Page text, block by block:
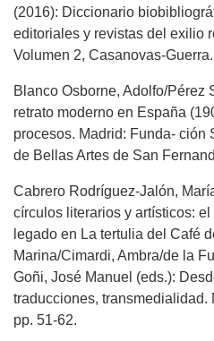
(2016): Diccionario
editoriales y revistas del exilio
Volumen 2, Casanovas-
Blanco Osborne, Adolfo/Pérez
retrato moderno en España
procesos. Madrid: Funda- ción
de Bellas Artes de San
Cabrero Rodríguez-Jalón,
círculos literarios y artísticos:
legado en La tertulia del Café
Marina/Cimardi, Ambra/de la
Goñi, José Manuel (eds.):
traducciones, transmedialidad.
pp. 51-62.